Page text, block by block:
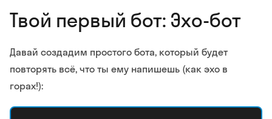
Твой первый бот: Эхо-бот
Давай создадим простого бота, который будет
повторять всё, что ты ему напишешь (как эхо в
горах!):